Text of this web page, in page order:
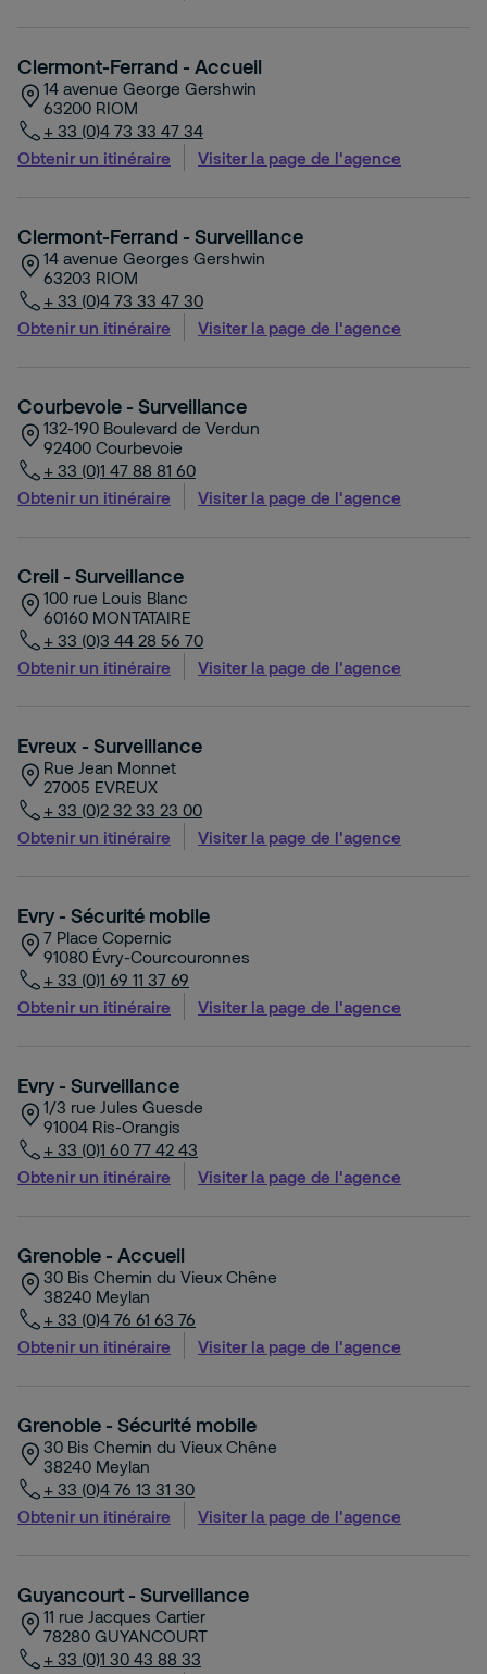
Clermont-Ferrand - Accueil
14 avenue George Gershwin
63200 RIOM
+ 33 (0)4 73 33 47 34
Obtenir un itinéraire
Visiter la page de l'agence
Clermont-Ferrand - Surveillance
14 avenue Georges Gershwin
63203 RIOM
+ 33 (0)4 73 33 47 30
Obtenir un itinéraire
Visiter la page de l'agence
Courbevoie - Surveillance
132-190 Boulevard de Verdun
92400 Courbevoie
+ 33 (0)1 47 88 81 60
Obtenir un itinéraire
Visiter la page de l'agence
Creil - Surveillance
100 rue Louis Blanc
60160 MONTATAIRE
+ 33 (0)3 44 28 56 70
Obtenir un itinéraire
Visiter la page de l'agence
Evreux - Surveillance
Rue Jean Monnet
27005 EVREUX
+ 33 (0)2 32 33 23 00
Obtenir un itinéraire
Visiter la page de l'agence
Evry - Sécurité mobile
7 Place Copernic
91080 Évry-Courcouronnes
+ 33 (0)1 69 11 37 69
Obtenir un itinéraire
Visiter la page de l'agence
Evry - Surveillance
1/3 rue Jules Guesde
91004 Ris-Orangis
+ 33 (0)1 60 77 42 43
Obtenir un itinéraire
Visiter la page de l'agence
Grenoble - Accueil
30 Bis Chemin du Vieux Chêne
38240 Meylan
+ 33 (0)4 76 61 63 76
Obtenir un itinéraire
Visiter la page de l'agence
Grenoble - Sécurité mobile
30 Bis Chemin du Vieux Chêne
38240 Meylan
+ 33 (0)4 76 13 31 30
Obtenir un itinéraire
Visiter la page de l'agence
Guyancourt - Surveillance
11 rue Jacques Cartier
78280 GUYANCOURT
+ 33 (0)1 30 43 88 33